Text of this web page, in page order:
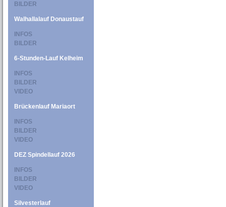
BILDER
Walhallalauf Donaustauf
INFOS
BILDER
6-Stunden-Lauf Kelheim
INFOS
BILDER
VIDEO
Brückenlauf Mariaort
INFOS
BILDER
VIDEO
DEZ Spindellauf 2026
INFOS
BILDER
VIDEO
Silvesterlauf